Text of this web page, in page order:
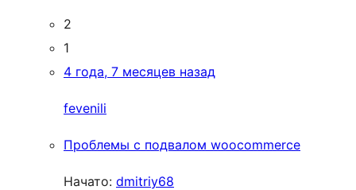
2
1
4 года, 7 месяцев назад
fevenili
Проблемы с подвалом woocommerce
Начато: dmitriy68